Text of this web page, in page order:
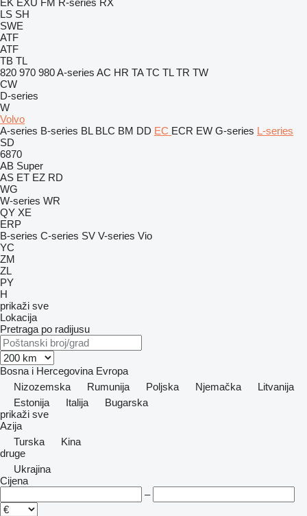
EK EXU FM R-series RX
LS SH
SWE
ATF
ATF
TB TL
820 970 980A-series AC HR TA TC TL TR TW
CW
D-series
W
Volvo
A-series B-series BL BLC BM DD EC ECR EW G-series L-series
SD
6870
AB Super
AS ET EZ RD
WG
W-series WR
QY XE
ERP
B-series C-series SV V-series Vio
YC
ZM
ZL
PY
H
prikaži sve
Lokacija
Pretraga po radijusu
Bosna i Hercegovina Evropa
Nizozemska
Rumunija Poljska Njemačka
Litvanija
Estonija
Italija
Bugarska
prikaži sve
Azija
Turska
Kina
druge
Ukrajina
Cijena
–